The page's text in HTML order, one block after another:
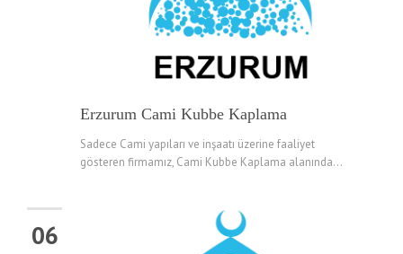
Erzurum Cami Kubbe Kaplama
Sadece Cami yapıları ve inşaatı üzerine faaliyet
gösteren firmamız, Cami Kubbe Kaplama alanında...
06